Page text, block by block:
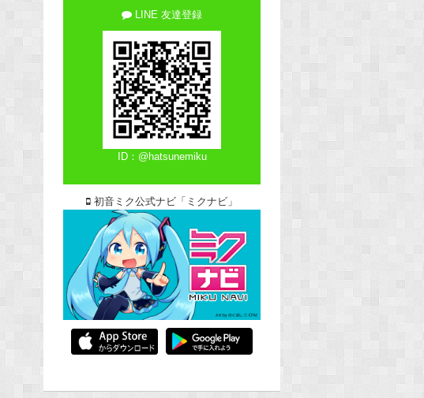
LINE 友達登録
ID：@hatsunemiku
初音ミク公式ナビ「ミクナビ」